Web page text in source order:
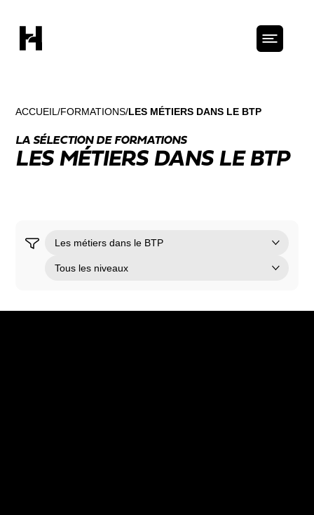
ACCUEIL FORMATIONS LES MÉTIERS DANS LE BTP
LA SÉLECTION DE FORMATIONS
LES MÉTIERS DANS LE BTP